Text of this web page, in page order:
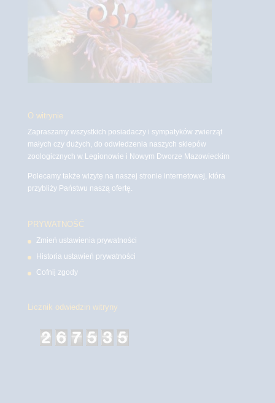
O witrynie
Zapraszamy wszystkich posiadaczy i sympatyków zwierząt
małych czy dużych, do odwiedzenia naszych sklepów
zoologicznych w Legionowie i Nowym Dworze Mazowieckim
Polecamy także wizytę na naszej stronie internetowej, która
przybliży Państwu naszą ofertę.
PRYWATNOŚĆ
Zmień ustawienia prywatności
Historia ustawień prywatności
Cofnij zgody
Licznik odwiedzin witryny